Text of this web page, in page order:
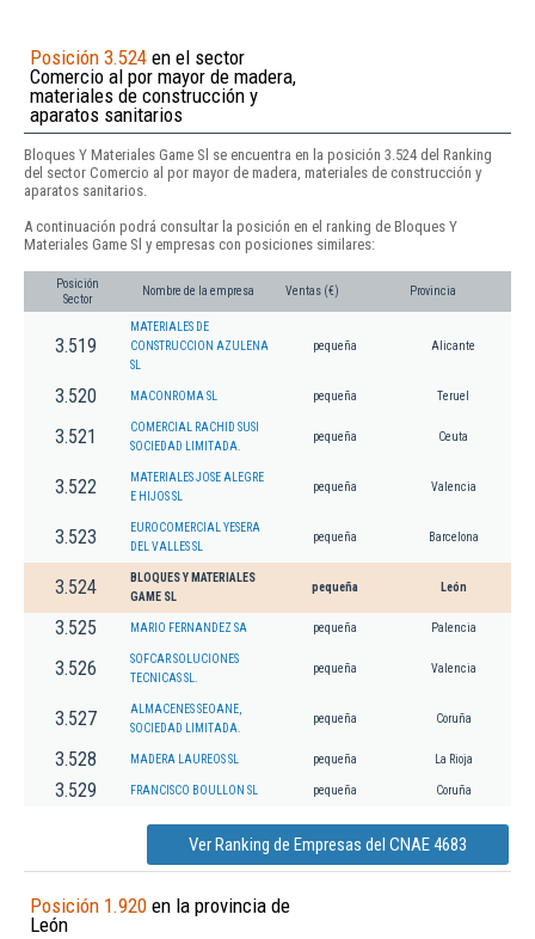
Posición 3.524 en el sector
Comercio al por mayor de madera,
materiales de construcción y
aparatos sanitarios
Bloques Y Materiales Game Sl se encuentra en la posición 3.524 del Ranking
del sector Comercio al por mayor de madera, materiales de construcción y
aparatos sanitarios.
A continuación podrá consultar la posición en el ranking de Bloques Y
Materiales Game Sl y empresas con posiciones similares:
Posición
Sector
Nombre de la empresa Ventas (€) Provincia
3.519
MATERIALES DE
CONSTRUCCION AZULENA
SL
pequeña Alicante
3.520 MACONROMA SL pequeña Teruel
3.521
COMERCIAL RACHID SUSI
SOCIEDAD LIMITADA.
pequeña Ceuta
3.522
MATERIALES JOSE ALEGRE
E HIJOS SL
pequeña Valencia
3.523
EUROCOMERCIAL YESERA
DEL VALLES SL
pequeña Barcelona
3.524
BLOQUES Y MATERIALES
GAME SL
pequeña León
3.525 MARIO FERNANDEZ SA pequeña Palencia
3.526
SOFCAR SOLUCIONES
TECNICAS SL.
pequeña Valencia
3.527
ALMACENES SEOANE,
SOCIEDAD LIMITADA.
pequeña Coruña
3.528 MADERA LAUREOS SL pequeña La Rioja
3.529 FRANCISCO BOULLON SL pequeña Coruña
Ver Ranking de Empresas del CNAE 4683
Posición 1.920 en la provincia de
León